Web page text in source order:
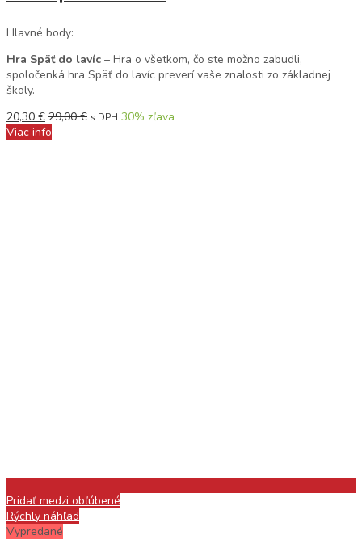
Hlavné body:
Hra Späť do lavíc – Hra o všetkom, čo ste možno zabudli,
spoločenká hra Späť do lavíc preverí vaše znalosti zo základnej
školy.
20,30 € 29,00€ s DPH 30% zľava
Viac info
Pridať medzi obľúbené
Rýchly náhľad
Vypredané